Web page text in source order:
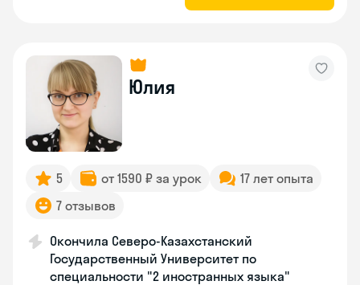
Юлия
5 от 1590 ₽ за урок
17 лет опыта
7 отзывов
Окончила Северо-Казахстанский
Государственный Университет по
специальности "2 иностранных языка"